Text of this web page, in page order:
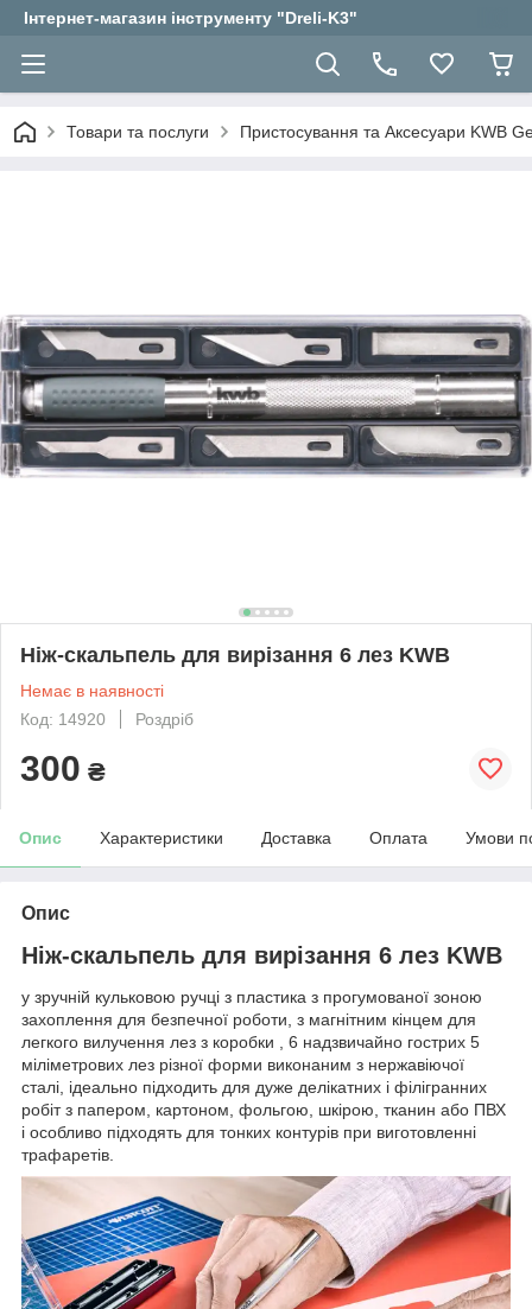
Інтернет-магазин інструменту "Dreli-K3"
Товари та послуги Пристосування та Аксесуари KWB
Ніж-скальпель для вирізання 6 лез KWB
Немає в наявності
Код: 14920
Роздріб
300 ₴
Опис Характеристики Доставка Оплата Умови
Опис
Ніж-скальпель для вирізання 6 лез KWB
у зручній кульковою ручці з пластика з прогумованої зоною
захоплення для безпечної роботи, з магнітним кінцем для
легкого вилучення лез з коробки , 6 надзвичайно гострих 5
міліметрових лез різної форми виконаним з нержавіючої
сталі, ідеально підходить для дуже делікатних і філігранних
робіт з папером, картоном, фольгою, шкірою, тканин або ПВХ
і особливо підходять для тонких контурів при виготовленні
трафаретів.